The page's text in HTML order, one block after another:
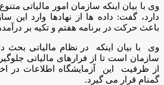
وی با بیان اینکه سازمان امور مالیاتی
دارد، گفت: داده ها از نهادها وارد این
باعث حرکت در برنامه هفتم و تکیه بر
وی با بیان اینکه در نظام مالیاتی بحث
سازمان است تا از فرارهای مالیاتی
از ظرفیت این آزمایشگاه اطلاعات در
گمنام قرار می گیرد.